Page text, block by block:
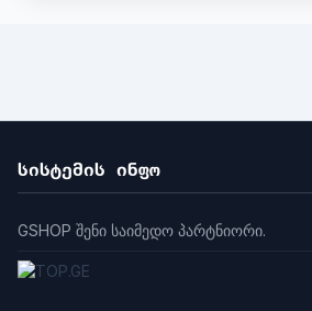
სისტემის ინფო
GSHOP შენი საიმედო პარტნიორი.